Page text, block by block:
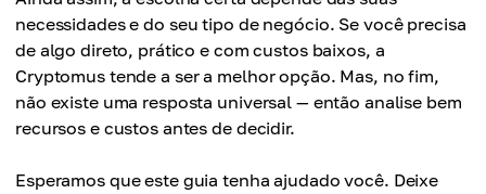
necessidades e do seu tipo de negócio. Se você precisa
de algo direto, prático e com custos baixos, a
Cryptomus tende a ser a melhor opção. Mas, no fim,
não existe uma resposta universal — então analise bem
recursos e custos antes de decidir.
Esperamos que este guia tenha ajudado você. Deixe